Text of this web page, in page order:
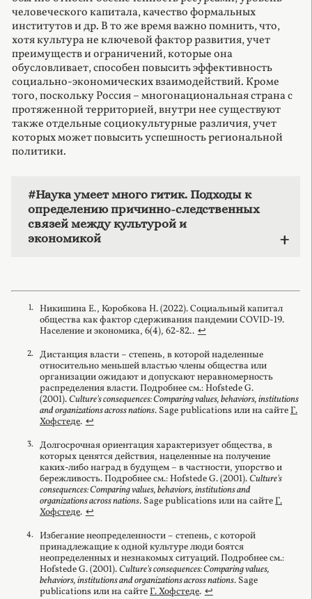
человеческого капитала, качество формальных
институтов и др. В то же время важно помнить, что,
хотя культура не ключевой фактор развития, учет
преимуществ и ограничений, которые она
обусловливает, способен повысить эффективность
социально-экономических взаимодействий. Кроме
того, поскольку Россия – многонациональная страна с
протяженной территорией, внутри нее существуют
также отдельные социокультурные различия, учет
которых может повысить успешность региональной
политики.
#Наука умеет много гитик. Подходы к
определению причинно-следственных
связей между культурой и
экономикой
Никишина Е., Коробкова Н. (2022). Социальный капитал
общества как фактор сдерживания пандемии COVID-19.
Население и экономика, 6(4), 62-82.. ↩︎
Дистанция власти – степень, в которой наделенные
относительно меньшей властью члены общества или
организации ожидают и допускают неравномерность
распределения власти. Подробнее см.: Hofstede G.
(2001).Culture's consequences: Comparing values, behaviors, institutions
and organizations across nations. Sage publications или на сайтеГ.
Хофстеде. ↩︎
Долгосрочная ориентация характеризует общества, в
которых ценятся действия, нацеленные на получение
каких-либо наград в будущем – в частности, упорство и
бережливость. Подробнее см.: Hofstede G. (2001).Culture's
consequences: Comparing values, behaviors, institutions and
organizations across nations. Sage publications или на сайтеГ.
Хофстеде. ↩︎
Избегание неопределенности – степень, с которой
принадлежащие к одной культуре люди боятся
неопределенных и незнакомых ситуаций. Подробнее см.:
Hofstede G. (2001).Culture's consequences: Comparing values,
behaviors, institutions and organizations across nations. Sage
publications или на сайтеГ. Хофстеде. ↩︎